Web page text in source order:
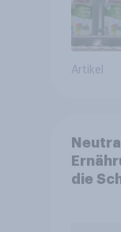
Artikel
die